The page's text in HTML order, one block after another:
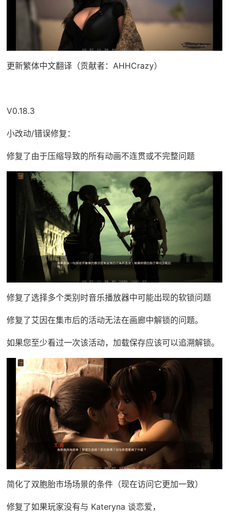
更新繁体中文翻译（贡献者：AHHCrazy）
V0.18.3
小改动/错误修复：
修复了由于压缩导致的所有动画不连贯或不完整问题
修复了选择多个类别时音乐播放器中可能出现的软锁问题
修复了艾因在集市后的活动无法在画廊中解锁的问题。
如果您至少看过一次该活动，加载保存应该可以追溯解锁。
简化了双胞胎市场场景的条件（现在访问它更加一致）
修复了如果玩家没有与 Kateryna 谈恋爱，